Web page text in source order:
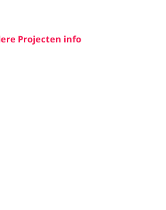
Projecten info